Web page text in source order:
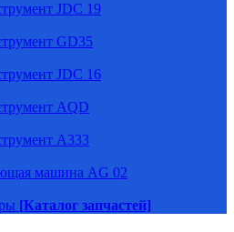
JDC 19
GD35
JDC 16
AQD
A333
машина AG 02
[Каталог запчастей]